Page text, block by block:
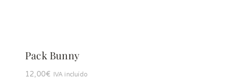
Pack Bunny
12,00€ IVA incluído